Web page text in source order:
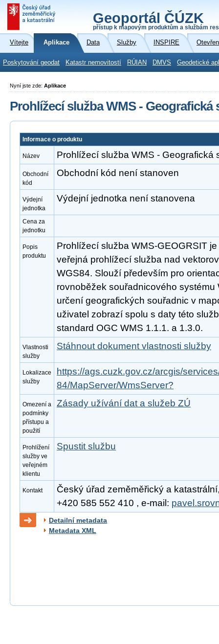
Geoportál ČÚZK
přístup k mapovým produktům a službám
Vítejte Aplikace Data Služby INSPIRE
Poskytování geodat Katastr nemovitostí RÚIAN DMVS Geodetické
Nyní jste zde: Aplikace
Prohlížecí služba WMS - Geografická
Informace o produktu
Název Prohlížecí služba WMS - Geografická
Obchodní
kód
Obchodní kód není stanoven
Výdejní
jednotka
Výdejní jednotka není stanovena
Cena za
jednotku
Popis
produktu
Prohlížecí služba WMS-GEOGRSIT
veřejná prohlížecí služba nad
WGS84. Slouží především pro
rovnoběžek souřadnicového systému
určení geografických souřadnic v
uživatel zobrazí spolu s daty této
standard OGC WMS 1.1.1. a 1.3.0.
Vlastnosti
služby
Stáhnout dokument vlastnosti služby
Lokalizace
služby
https://ags.cuzk.gov.cz/arcgis/
84/MapServer/WmsServer?
Omezení a
podmínky
přístupu a
použití
Zásady užívání dat a služeb ZÚ
Prohlížení
služby ve
veřejném
klientu
Spustit službu
Kontakt
Český úřad zeměměřický a
+420 585 552 410 , e-mail:
Detailní metadata
Metadata XML